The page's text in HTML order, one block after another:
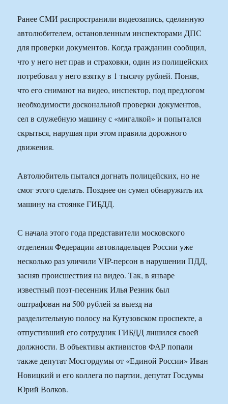
Ранее СМИ распространили видеозапись, сделанную
автолюбителем, остановленным инспекторами ДПС
для проверки документов. Когда гражданин сообщил,
что у него нет прав и страховки, один из полицейских
потребовал у него взятку в 1 тысячу рублей. Поняв,
что его снимают на видео, инспектор, под предлогом
необходимости доскональной проверки документов,
сел в служебную машину с «мигалкой» и попытался
скрыться, нарушая при этом правила дорожного
движения.
Автолюбитель пытался догнать полицейских, но не
смог этого сделать. Позднее он сумел обнаружить их
машину на стоянке ГИБДД.
С начала этого года представители московского
отделения Федерации автовладельцев России уже
несколько раз уличили VIP-персон в нарушении ПДД,
засняв происшествия на видео. Так, в январе
известный поэт-песенник Илья Резник был
оштрафован на 500 рублей за выезд на
разделительную полосу на Кутузовском проспекте, а
отпустивший его сотрудник ГИБДД лишился своей
должности. В объективы активистов ФАР попали
также депутат Мосгордумы от «Единой России» Иван
Новицкий и его коллега по партии, депутат Госдумы
Юрий Волков.